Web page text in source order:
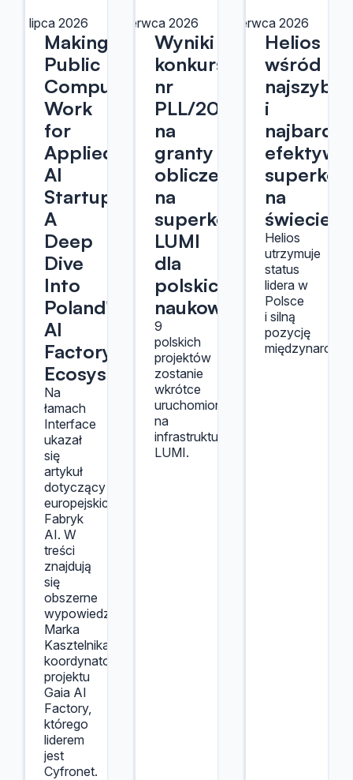
1 lipca 2026
Making
Public
Compute
Work
for
Applied
AI
Startups:
A
Deep
Dive
Into
Poland's
AI
Factory
Ecosystem
Na
łamach
Interface
ukazał
się
artykuł
dotyczący
europejskich
Fabryk
AI. W
treści
znajdują
się
obszerne
wypowiedzi
Marka
Kasztelnika,
koordynatora
projektu
Gaia AI
Factory,
którego
liderem
jest
Cyfronet.
30 czerwca 2026
Wyniki
konkursu
nr
PLL/2026/10
na
granty
obliczeniowe
na
superkomputerze
LUMI
dla
polskich
naukowców
9
polskich
projektów
zostanie
wkrótce
uruchomionych
na
infrastrukturze
LUMI.
23 czerwca 2026
Helios
wśród
i
na
świecie
Helios
utrzymuje
status
lidera w
Polsce
i silną
pozycję